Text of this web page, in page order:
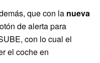
que con la nueva
de alerta para
con lo cual el
el coche en